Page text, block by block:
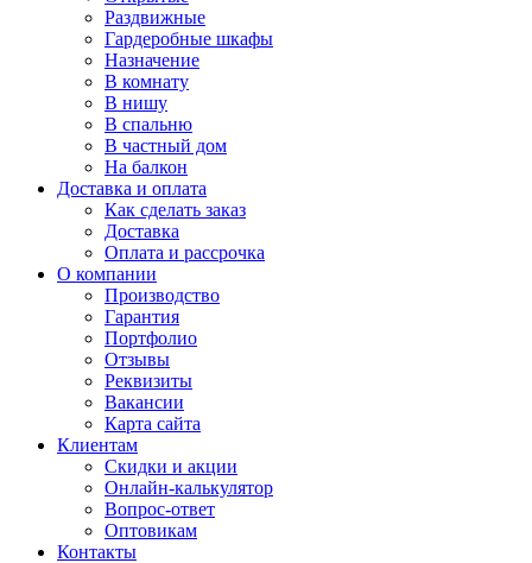
Раздвижные
Гардеробные шкафы
Назначение
В комнату
В нишу
В спальню
В частный дом
На балкон
Доставка и оплата
Как сделать заказ
Доставка
Оплата и рассрочка
О компании
Производство
Гарантия
Портфолио
Отзывы
Реквизиты
Вакансии
Карта сайта
Клиентам
Скидки и акции
Онлайн-калькулятор
Вопрос-ответ
Оптовикам
Контакты